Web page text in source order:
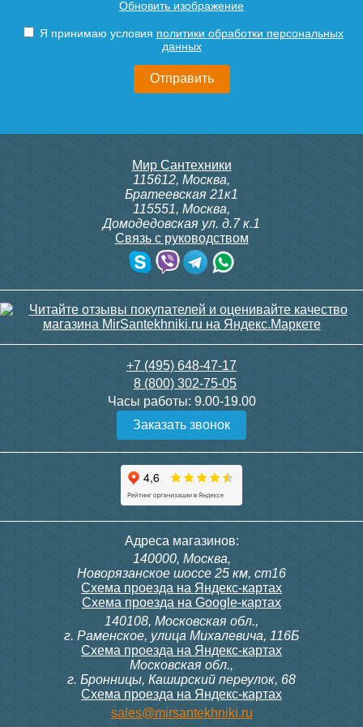
Подробнее
82 742
itermic Конвектор
внутрипольный
ITTBZ.190.400.3900
itermic Конвектор
внутрипольный
itermic Конвектор
itermic Конвектор
внутрипольный
310.2/MM, 230В (врезной)
9 300
Siemens IRA 211
Клапан радиаторный
1/2"
3 150
Подробнее
Клапан радиаторный
Siemens VDN 115, прямой
1/2"
Подробнее
100T, 230В (накладной,
расписание, упр.с пульта)
28 000
300, 230В (врезной - квадр.
коробка)
9 700
Обновить изображение
Я принимаю условия политики обработки персональных
данных
Мир Сантехники
115612, Москва,
Братеевская 21к1
115551, Москва,
Домодедовская ул. д.7 к.1
Связь с руководством
+7 (495) 648-47-17
8 (800) 302-75-05
Часы работы: 9.00-19.00
Заказать звонок
Адреса магазинов:
140000, Москва,
Новорязанское шоссе 25 км, ст16
Схема проезда на Яндекс-картах
Схема проезда на Google-картах
140108, Московская обл.,
г. Раменское, улица Михалевича, 116Б
Схема проезда на Яндекс-картах
Московская обл.,
г. Бронницы, Каширский переулок, 68
Схема проезда на Яндекс-картах
sales@mirsantekhniki.ru